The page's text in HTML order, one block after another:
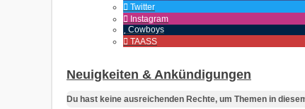
Anmelden
Registrieren
Twitter
Instagram
Cowboys
TAASS
Neuigkeiten & Ankündigungen
Du hast keine ausreichenden Rechte, um Themen in